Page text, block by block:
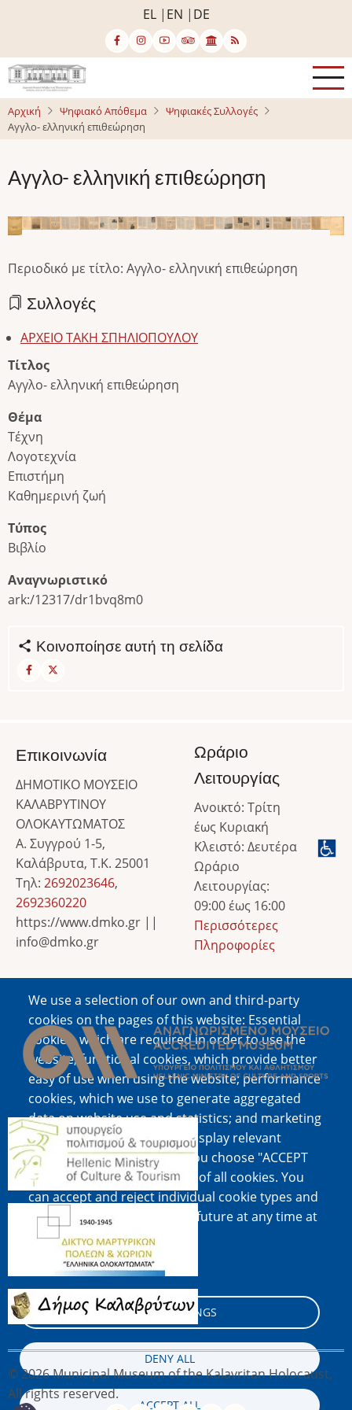
κυρίως
περιεχόμενο
EL EN DE
Αρχική Ψηφιακό Απόθεμα
Ψηφιακές Συλλογές
Αγγλο- ελληνική επιθεώρηση
Αγγλο- ελληνική επιθεώρηση
Image
ImageImageImageImageImageImageImageImageImageImageImageImageImageImageImage
Image
Περιοδικό με τίτλο: Αγγλο- ελληνική επιθεώρηση
Συλλογές
ΑΡΧΕΙΟ ΤΑΚΗ ΣΠΗΛΙΟΠΟΥΛΟΥ
Τίτλος
Αγγλο- ελληνική επιθεώρηση
Θέμα
Τέχνη
Λογοτεχνία
Επιστήμη
Καθημερινή ζωή
Τύπος
Βιβλίο
Αναγνωριστικό
ark:/12317/dr1bvq8m0
Κοινοποίησε αυτή τη σελίδα
We use a selection of our own and third-party
cookies on the pages of this website: Essential
cookies, which are required in order to use the
website; functional cookies, which provide better
easy of use when using the website; performance
cookies, which we use to generate aggregated
data on website use and statistics; and marketing
cookies, which are used to display relevant
content and advertising. If you choose "ACCEPT
ALL", you consent to the use of all cookies. You
can accept and reject individual cookie types and
revoke your consent for the future at any time at
"Settings".
Cookie documentation
COOKIE SETTINGS
DENY ALL
ACCEPT ALL
Επικοινωνία
ΔΗΜΟΤΙΚΟ ΜΟΥΣΕΙΟ
ΚΑΛΑΒΡΥΤΙΝΟΥ
ΟΛΟΚΑΥΤΩΜΑΤΟΣ
Α. Συγγρού 1-5,
Καλάβρυτα, Τ.Κ. 25001
Τηλ: 2692023646,
2692360220
https://www.dmko.gr ||
info@dmko.gr
Ωράριο
Λειτουργίας
Ανοικτό: Τρίτη
έως Κυριακή
Κλειστό: Δευτέρα
Ωράριο
Λειτουργίας:
09:00 έως 16:00
Περισσότερες
Πληροφορίες
Image
Image
Image
Image
© 2026 Municipal Museum of the Kalavritan Holocaust,
All rights reserved.